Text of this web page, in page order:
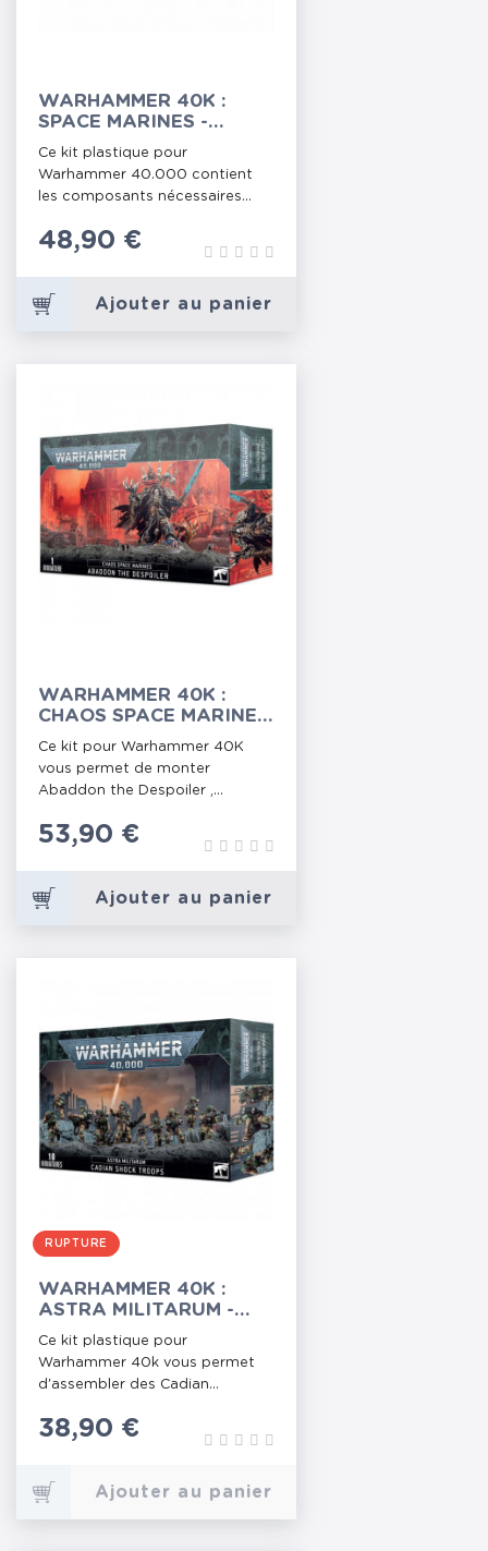
WARHAMMER 40K :
SPACE MARINES -
PRIMARIS
INTERCESSORS
Ce kit plastique pour
Warhammer 40.000 contient
les composants nécessaires...
Prix
48,90 €
Ajouter au panier
WARHAMMER 40K :
CHAOS SPACE MARINES
- ABADDON THE
DESPOILER
Ce kit pour Warhammer 40K
vous permet de monter
Abaddon the Despoiler ,...
Prix
53,90 €
Ajouter au panier
RUPTURE
WARHAMMER 40K :
ASTRA MILITARUM -
CADIAN SHOCK TROOPS
Ce kit plastique pour
Warhammer 40k vous permet
d'assembler des Cadian...
Prix
38,90 €
Ajouter au panier